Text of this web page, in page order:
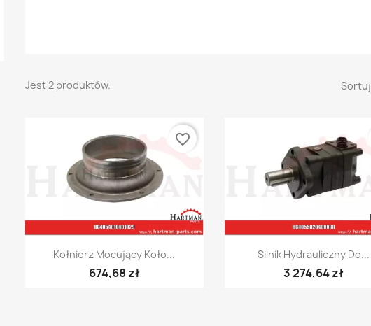
Jest 2 produktów.
Szybki podgląd
Kołnierz Mocujący Koło...
674,68 zł
favorite_border
Szybki podgląd
Silnik Hydrauliczny Do...
3 274,64 zł